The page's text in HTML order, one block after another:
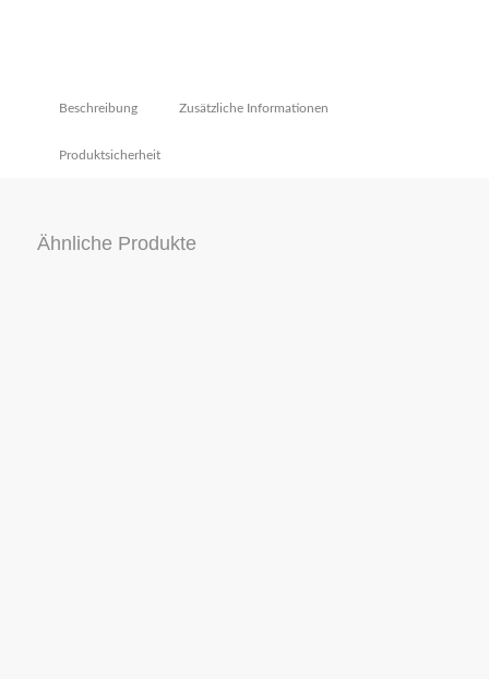
Beschreibung Zusätzliche Informationen
Produktsicherheit
Ähnliche Produkte